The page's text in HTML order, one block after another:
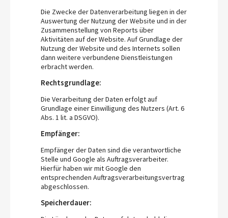
Die Zwecke der Datenverarbeitung liegen in der
Auswertung der Nutzung der Website und in der
Zusammenstellung von Reports über
Aktivitäten auf der Website. Auf Grundlage der
Nutzung der Website und des Internets sollen
dann weitere verbundene Dienstleistungen
erbracht werden.
Rechtsgrundlage:
Die Verarbeitung der Daten erfolgt auf
Grundlage einer Einwilligung des Nutzers (Art. 6
Abs. 1 lit. a DSGVO).
Empfänger:
Empfänger der Daten sind die verantwortliche
Stelle und Google als Auftragsverarbeiter.
Hierfür haben wir mit Google den
entsprechenden Auftragsverarbeitungsvertrag
abgeschlossen.
Speicherdauer: